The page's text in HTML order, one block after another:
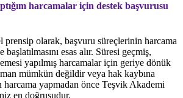
harcamalar için destek başvurusu
prensip olarak, başvuru süreçlerinin harcama
esas alır. Süresi geçmiş,
yapılmış harcamalar için geriye dönük
mümkün değildir veya hak kaybına
yapmadan önce Teşvik Akademi
en doğrusudur.